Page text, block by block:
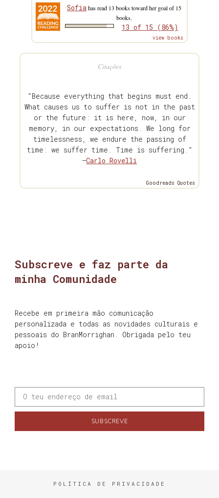
Sofiahas read 13 books toward her goal of 15
books.
13 of 15 (86%)
view books
Citações
“Because everything that begins must end.
What causes us to suffer is not in the past
or the future: it is here, now, in our
memory, in our expectations. We long for
timelessness, we endure the passing of
time: we suffer time. Time is suffering.”
—Carlo Rovelli
Goodreads Quotes
Subscreve e faz parte da
minha Comunidade
Recebe em primeira mão comunicação
personalizada e todas as novidades culturais e
pessoais do BranMorrighan. Obrigada pelo teu
apoio!
SUBSCREVE
POLÍTICA DE PRIVACIDADE